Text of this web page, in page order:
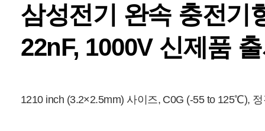
삼성전기 완속 충전기
22nF, 1000V 신제품
1210 inch (3.2×2.5mm) 사이즈, C0G (-55 to 125℃),